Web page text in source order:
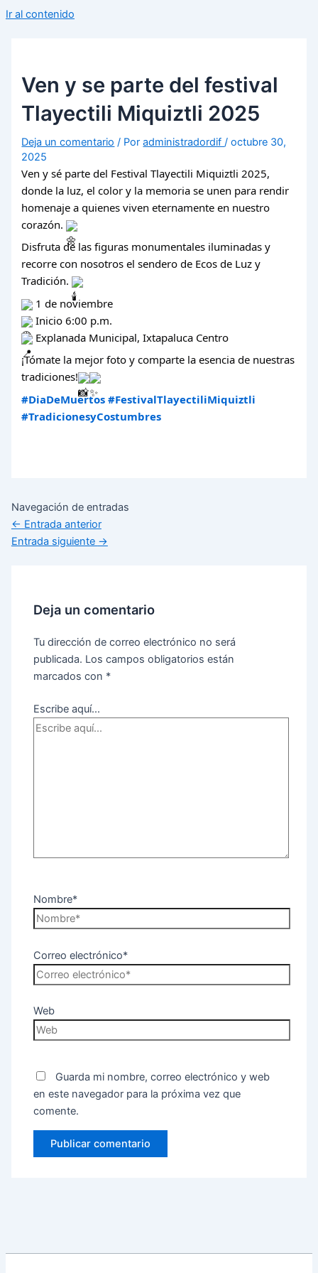
Ir al contenido
Ven y se parte del festival
Tlayectili Miquiztli 2025
Deja un comentario / Poradministradordif/octubre 30,
2025
Ven y sé parte del Festival Tlayectili Miquiztli 2025,
donde la luz, el color y la memoria se unen para rendir
homenaje a quienes viven eternamente en nuestro
corazón.
Disfruta de las figuras monumentales iluminadas y
recorre con nosotros el sendero de Ecos de Luz y
Tradición.
1 de noviembre
Inicio 6:00 p.m.
Explanada Municipal, Ixtapaluca Centro
¡Tómate la mejor foto y comparte la esencia de nuestras
tradiciones!
#DiaDeMuertos #FestivalTlayectiliMiquiztli
#TradicionesyCostumbres
Navegación de entradas
← Entrada anterior
Entrada siguiente →
Deja un comentario
Tu dirección de correo electrónico no será
publicada. Los campos obligatorios están
marcados con *
Escribe aquí...
Nombre*
Correo electrónico*
Web
Guarda mi nombre, correo electrónico y web
en este navegador para la próxima vez que
comente.